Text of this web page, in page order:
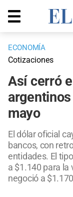
ECONOMÍA
Cotizaciones
Así cerró
mayo
El dólar oficial
bancos, con
entidades. El
a $1.140 para la
negoció a